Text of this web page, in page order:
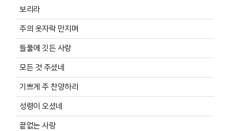
보리라
주의 옷자락 만지며
들풀에 깃든 사랑
모든 것 주셨네
기쁘게 주 찬양하리
성령이 오셨네
끝없는 사랑